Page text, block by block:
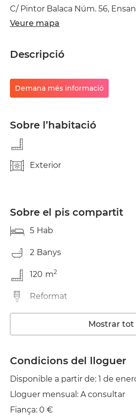
C/ Pintor Balaca Núm. 56,
Veure mapa
Descripció
Demana més informació
Sobre l’habitació
Exterior
Sobre el pis compartit
5 Hab
2 Banys
120 m2
Reformat
Wifi
Estenedor
Mostrar tot
Condicions del lloguer
Disponible a partir de: 1 de
Lloguer mensual: A consultar
Fiança: 0 €